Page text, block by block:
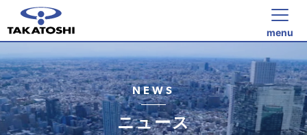
menu
NEWS
ニュース